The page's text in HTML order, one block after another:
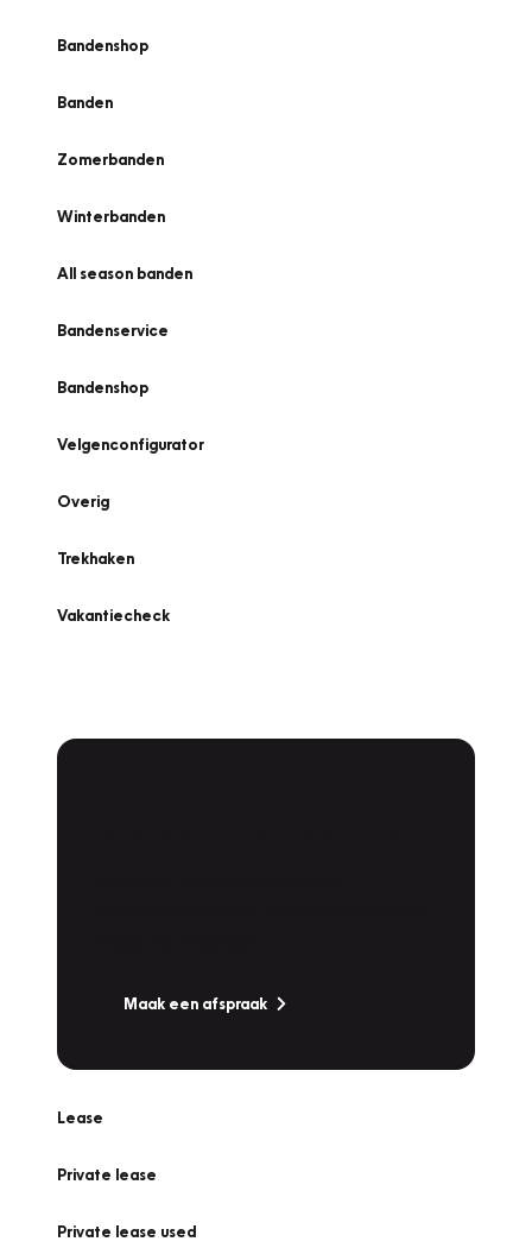
Bandenshop
Banden
Zomerbanden
Winterbanden
All season banden
Bandenservice
Bandenshop
Velgenconfigurator
Overig
Trekhaken
Vakantiecheck
Maak een afspraak
Lease
Private lease
Private lease used